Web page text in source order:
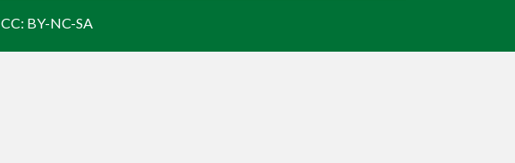
CC: BY-NC-SA